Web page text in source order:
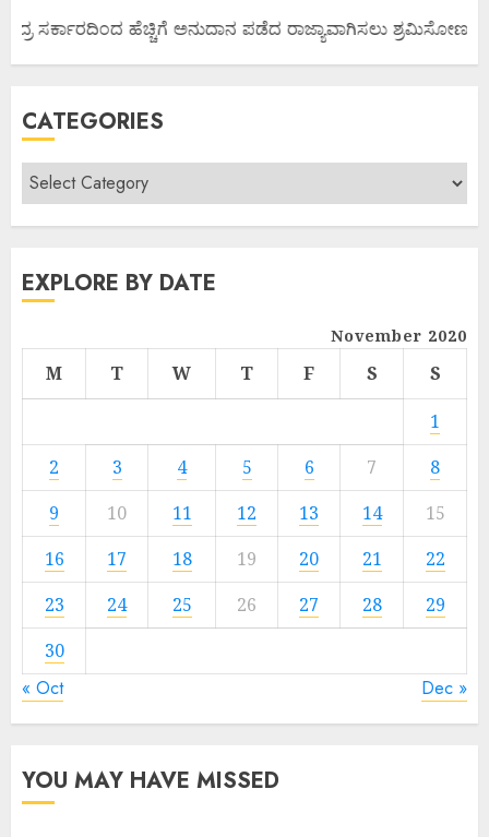
ಸರ್ಕಾರದಿಂದ ಹೆಚ್ಚಿಗೆ ಅನುದಾನ ಪಡೆದ ರಾಜ್ಯಾವಾಗಿಸಲು ಶ್ರಮಿಸೋಣ
CATEGORIES
EXPLORE BY DATE
November 2020
M T W T F S
S
1
2
3 4 5 6 7
8
9
10 11 12 13 14
15
16
17 18 19 20 21
22
23
24 25 26 27 28
29
30
« Oct Dec »
YOU MAY HAVE MISSED